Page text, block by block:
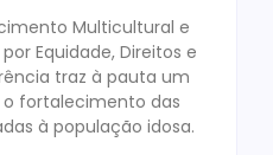
Multicultural e
Equidade, Direitos e
traz à pauta um
fortalecimento das
à população idosa.